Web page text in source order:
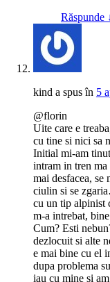
Răspunde
kind a spusîn 5
@florin
Uite care e
cu tine si nici sa
Initial mi-am
intram in tren ma
mai desfacea, se
ciulin si se
cu un tip alpinist
m-a intrebat,
Cum? Esti
dezlocuit si alte
e mai bine cu el
dupa problema
iau cu mine si